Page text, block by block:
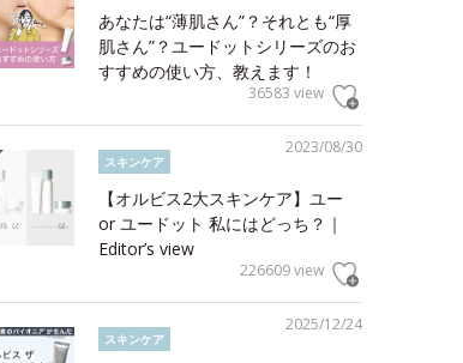
あなたは“薄肌さん”？それとも“厚
肌さん”？ユードットシリーズのお
すすめの使い方、教えます！
36583 view
2023/08/30
スキンケア
【オルビス2大スキンケア】ユー
or ユードット 私にはどっち？｜
Editor’s view
226609 view
2025/12/24
スキンケア